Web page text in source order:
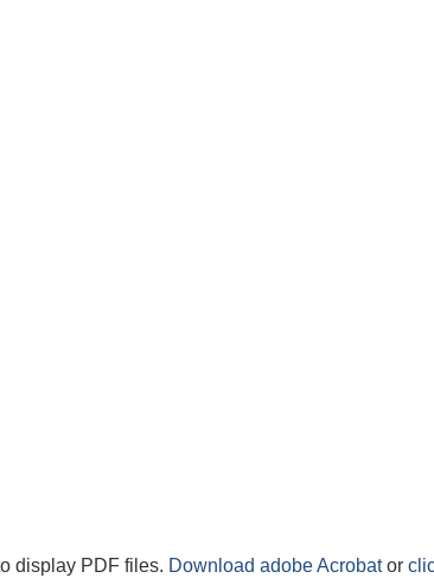
display PDF files. Download adobe Acrobator